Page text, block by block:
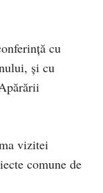
cu
și cu
vizitei
comune de